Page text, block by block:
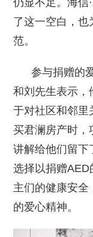
仍显不足。海信
了这一空白，也
范。
参与捐赠的爱
和刘先生表示，
于对社区和邻里
买君澜房产时，
讲解给他们留下
选择以捐赠
主们的健康安全
的爱心精神。